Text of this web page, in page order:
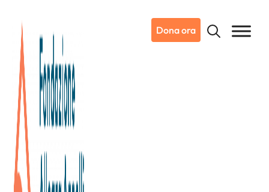
Dona ora
Dicono di noi
Fundraising: curare il dato per
curare la relazione